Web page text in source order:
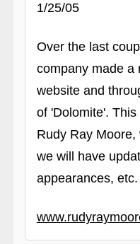
1/25/05
Over the last
company made a
website and
of 'Dolomite'.
Rudy Ray
we will have
appearances,